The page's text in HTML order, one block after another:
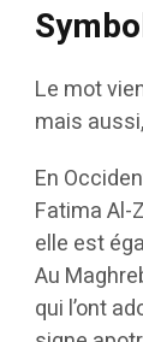
Le mot
mais
En
Fatima Al-
elle est
Au
qui l’ont